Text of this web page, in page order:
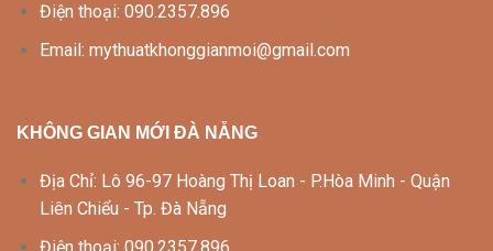
Điện thoại: 090.2357.896
Email: mythuatkhonggianmoi@gmail.com
KHÔNG GIAN MỚI ĐÀ NẴNG
Địa Chỉ: Lô 96-97 Hoàng Thị Loan - P.Hòa Minh - Quận
Liên Chiểu - Tp. Đà Nẵng